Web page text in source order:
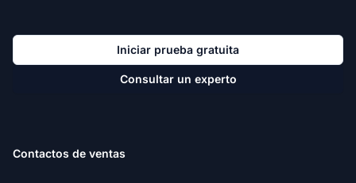
Iniciar prueba gratuita
Consultar un experto
Contactos de ventas